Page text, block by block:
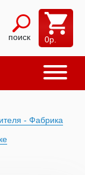
поиск 0р.
- Фабрика